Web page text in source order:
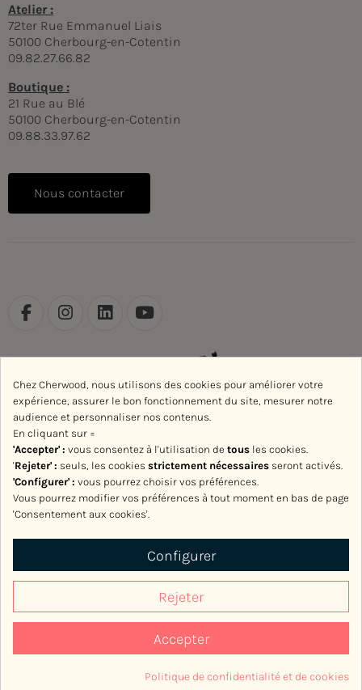
Atelier :
72ter Rue Emmanuel Liais
50100 Cherbourg-en-Cotentin
09.82.27.66.82
Boutique :
21 Rue au Blé
50100 Cherbourg-en-Cotentin
09.88.33.97.62
Nous contacter
2017-2026, Cherwood
Chez Cherwood, nous utilisons des cookies pour améliorer votre
expérience, assurer le bon fonctionnement du site, mesurer notre
audience et personnaliser nos contenus.
En cliquant sur =
'Accepter' : vous consentez à l'utilisation de tous les cookies.
'Rejeter' : seuls, les cookies strictement nécessaires seront activés.
'Configurer' : vous pourrez choisir vos préférences.
Vous pourrez modifier vos préférences à tout moment en bas de page
'Consentement aux cookies'.
Configurer
Rejeter
Accepter
Politique de confidentialité et de cookies